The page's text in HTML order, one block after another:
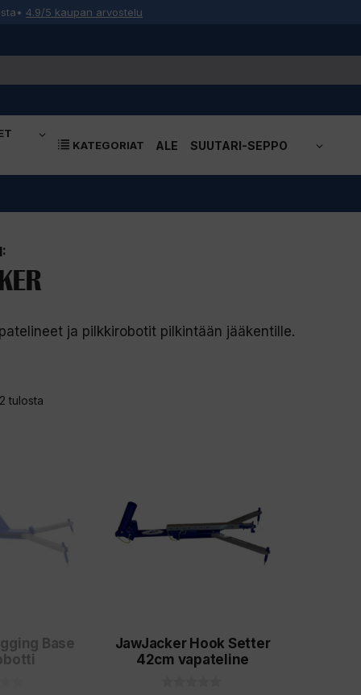
• 4.9/5 kaupan arvostelu
KATEGORIAT ALE SUUTARI-SEPPO
ja pilkkirobotit pilkintään jääkentille.
tulosta
Base
JawJacker Hook Setter
42cm vapateline